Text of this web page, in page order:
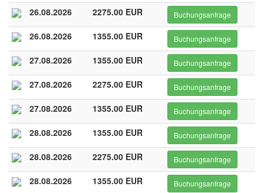
26.08.2026 2275.00 EUR Buchungsanfrage
26.08.2026 1355.00 EUR Buchungsanfrage
27.08.2026 1355.00 EUR Buchungsanfrage
27.08.2026 2275.00 EUR Buchungsanfrage
27.08.2026 1355.00 EUR Buchungsanfrage
28.08.2026 1355.00 EUR Buchungsanfrage
28.08.2026 2275.00 EUR Buchungsanfrage
28.08.2026 1355.00 EUR Buchungsanfrage